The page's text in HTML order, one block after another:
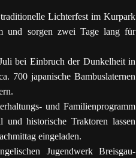
Lichterfest im Kurpark
und sorgen zwei Tage lang für
bei Einbruch der Dunkelheit in
700 japanische Bambuslaternen
und Familienprogramm
historische Traktoren lassen
eingeladen.
Jugendwerk Breisgau-